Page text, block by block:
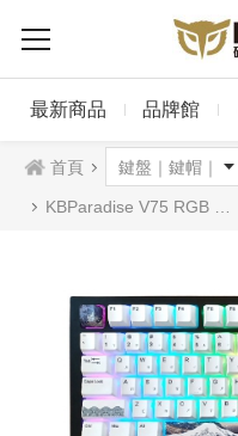
最新商品 品牌館
首頁
KBParadise V75 RGB 巨浪 75%機械式鍵盤 高特靜音水蜜桃軸V2(五腳軸) 中文 英文